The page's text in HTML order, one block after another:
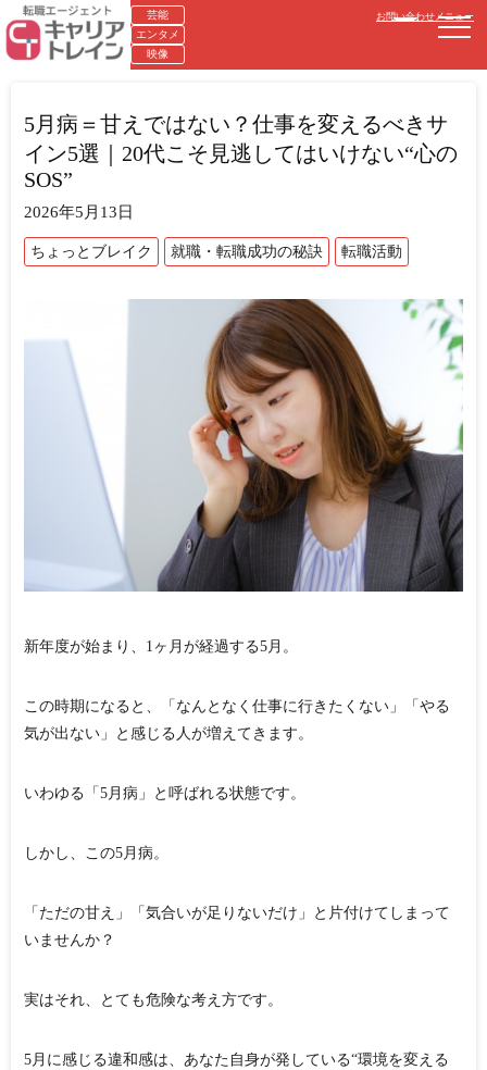
芸能
エンタメ
映像
お問い合わせメニュー
5月病＝甘えではない？仕事を変えるべきサ
イン5選｜20代こそ見逃してはいけない“心の
SOS”
2026年5月13日
ちょっとブレイク 就職・転職成功の秘訣 転職活動
新年度が始まり、1ヶ月が経過する5月。
この時期になると、「なんとなく仕事に行きたくない」「やる
気が出ない」と感じる人が増えてきます。
いわゆる「5月病」と呼ばれる状態です。
しかし、この5月病。
「ただの甘え」「気合いが足りないだけ」と片付けてしまって
いませんか？
実はそれ、とても危険な考え方です。
5月に感じる違和感は、あなた自身が発している“環境を変える